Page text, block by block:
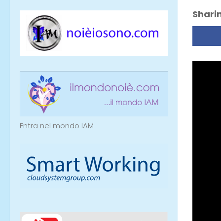
Entra nel mondo IAM